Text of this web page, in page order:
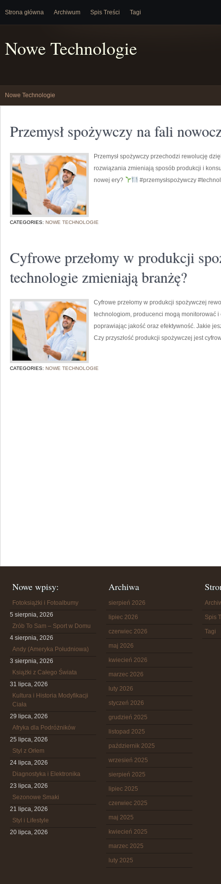
Strona główna Archiwum Spis Treści Tagi
Nowe Technologie
Nowe Technologie
Przemysł spożywczy na fali
Przemysł spożywczy przechodzi rewolucję
rozwiązania zmieniają sposób produkcji i
nowej ery?
#przemysłspożywczy
CATEGORIES: NOWE TECHNOLOGIE
Cyfrowe przełomy w produkcji
technologie zmieniają branżę?
Cyfrowe przełomy w produkcji spożywczej
technologiom, producenci mogą monitorować
poprawiając jakość oraz efektywność. Jakie
Czy przyszłość produkcji spożywczej jest
CATEGORIES: NOWE TECHNOLOGIE
Nowe wpisy:
Fotoksiążki i Fotoalbumy
5 sierpnia, 2026
Zrób To Sam – Sport w Domu
4 sierpnia, 2026
Andy (Ameryka Południowa)
3 sierpnia, 2026
Książki z Całego Świata
31 lipca, 2026
Kultura i Historia Modyfikacji
Ciała
29 lipca, 2026
Afryka dla Podróżników
25 lipca, 2026
Styl z Orłem
24 lipca, 2026
Diagnostyka i Elektronika
23 lipca, 2026
Sezonowe Smaki
21 lipca, 2026
Styl i Lifestyle
20 lipca, 2026
Archiwa
sierpień 2026
lipiec 2026
czerwiec 2026
maj 2026
kwiecień 2026
marzec 2026
luty 2026
styczeń 2026
grudzień 2025
listopad 2025
październik 2025
wrzesień 2025
sierpień 2025
lipiec 2025
czerwiec 2025
maj 2025
kwiecień 2025
marzec 2025
luty 2025
Spis
Tagi